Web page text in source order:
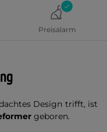
Preisalarm
Design trifft, ist
geboren.